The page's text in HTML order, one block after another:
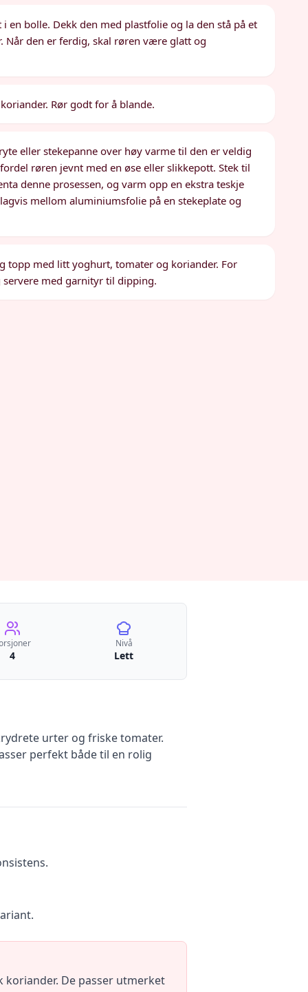
bolle. Dekk den med plastfolie og la den stå på et
Når den er ferdig, skal røren være glatt og
Rør godt for å blande.
eller stekepanne over høy varme til den er veldig
røren jevnt med en øse eller slikkepott. Stek til
denne prosessen, og varm opp en ekstra teskje
mellom aluminiumsfolie på en stekeplate og
topp med litt yoghurt, tomater og koriander. For
med garnityr til dipping.
4
Nivå
Lett
urter og friske tomater.
perfekt både til en rolig
De passer utmerket